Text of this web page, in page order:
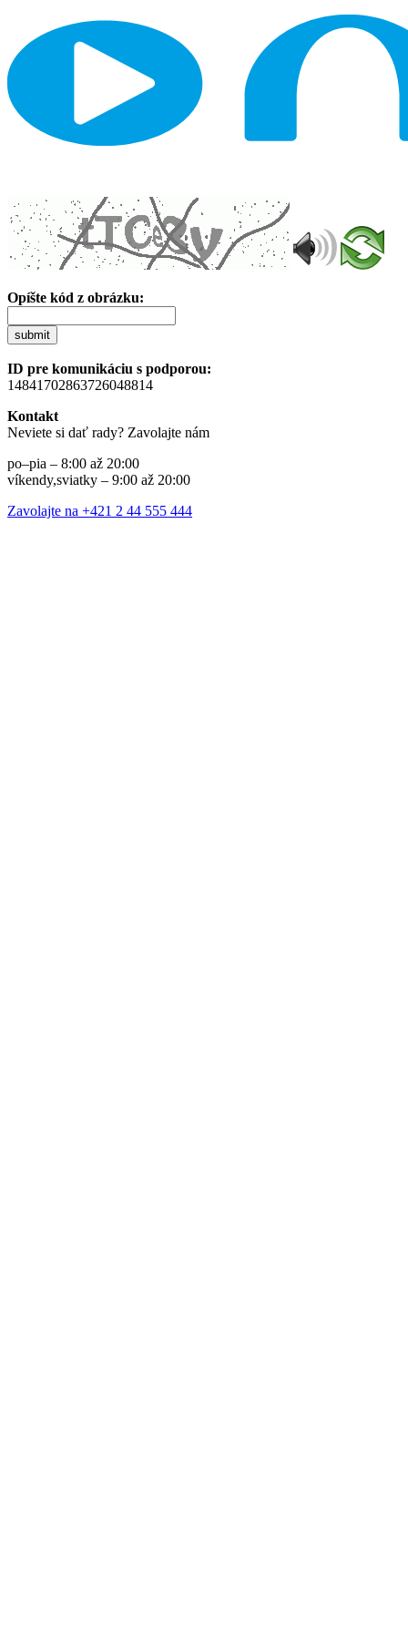
Opíšte kód z obrázku:
submit
ID pre komunikáciu s podporou:
14841702863726048814
Kontakt
Neviete si dať rady? Zavolajte nám
po–pia – 8:00 až 20:00
víkendy,sviatky – 9:00 až 20:00
Zavolajte na +421 2 44 555 444